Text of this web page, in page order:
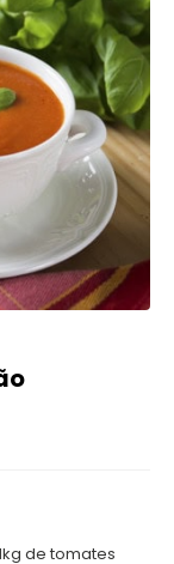
de tomates